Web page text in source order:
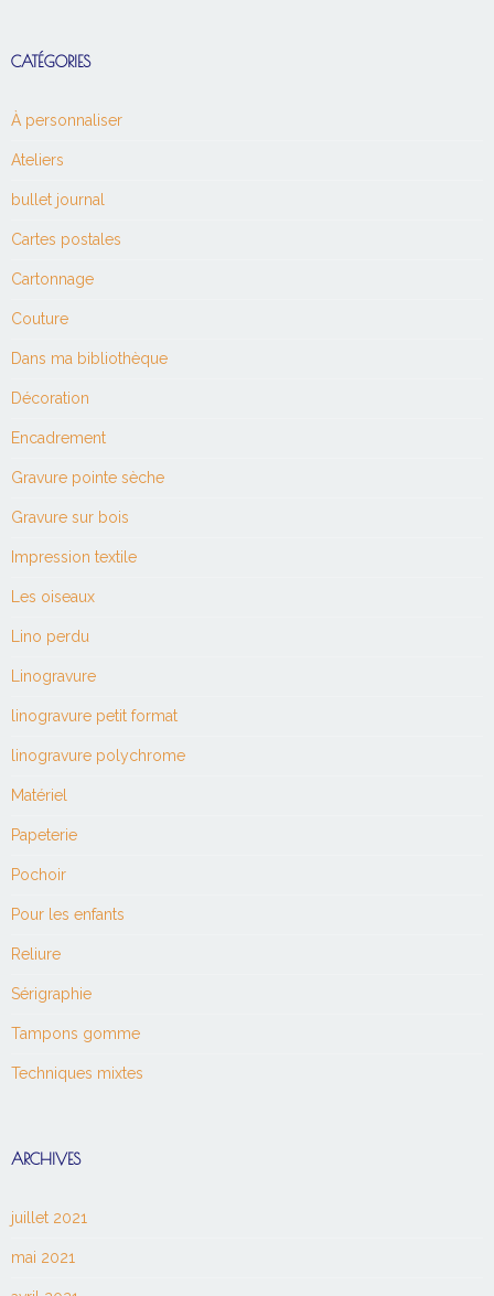
CATÉGORIES
À personnaliser
Ateliers
bullet journal
Cartes postales
Cartonnage
Couture
Dans ma bibliothèque
Décoration
Encadrement
Gravure pointe sèche
Gravure sur bois
Impression textile
Les oiseaux
Lino perdu
Linogravure
linogravure petit format
linogravure polychrome
Matériel
Papeterie
Pochoir
Pour les enfants
Reliure
Sérigraphie
Tampons gomme
Techniques mixtes
ARCHIVES
juillet 2021
mai 2021